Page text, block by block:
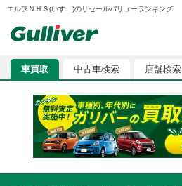
エルフＮＨＳ(いすゞ)のリセールバリューランキング
車買取 中古車検索 店舗検索